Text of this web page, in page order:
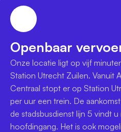
Openbaar
Onze locatie ligt op vijf
Station Utrecht Zuilen. Vanuit
Centraal stopt er op Station
per uur een trein. De
de stadsbusdienst lijn 5 vindt
hoofdingang. Het is ook